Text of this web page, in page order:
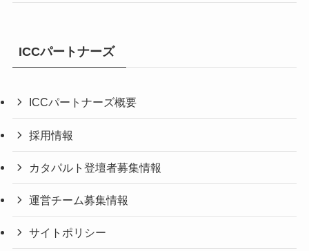
ICCパートナーズ
ICCパートナーズ概要
採用情報
カタパルト登壇者募集情報
運営チーム募集情報
サイトポリシー